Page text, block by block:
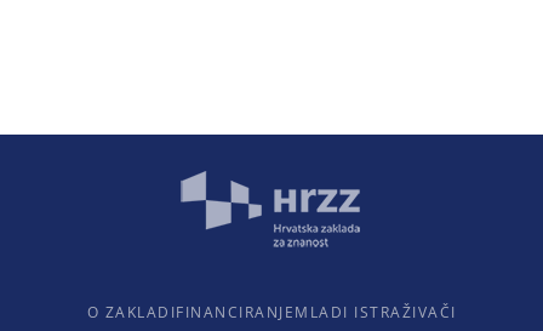
O ZAKLADIFINANCIRANJEMLADI ISTRAŽIVAČI